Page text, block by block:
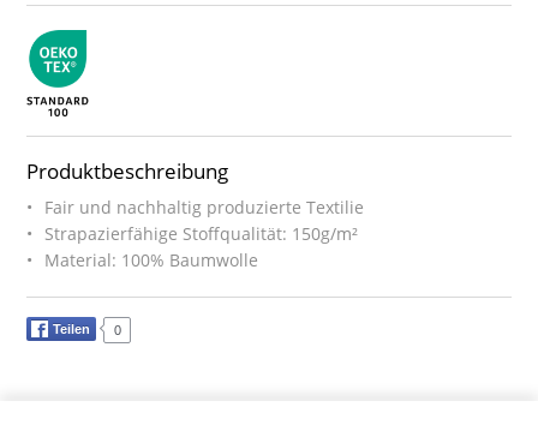
Produktbeschreibung
Fair und nachhaltig produzierte Textilie
Strapazierfähige Stoffqualität: 150g/m²
Material: 100% Baumwolle
Teilen 0